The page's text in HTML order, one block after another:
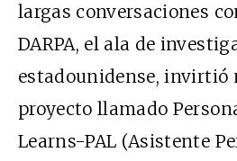
largas conversaciones
DARPA, el ala de
estadounidense, invirtió
proyecto llamado
Learns-PAL (Asistente